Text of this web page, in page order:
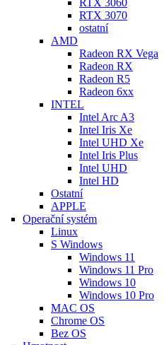
RTX 3060
RTX 3070
ostatní
AMD
Radeon RX Vega
Radeon RX
Radeon R5
Radeon 6xx
INTEL
Intel Arc A3
Intel Iris Xe
Intel UHD Xe
Intel Iris Plus
Intel UHD
Intel HD
Ostatní
APPLE
Operační systém
Linux
S Windows
Windows 11
Windows 11 Pro
Windows 10
Windows 10 Pro
MAC OS
Chrome OS
Bez OS